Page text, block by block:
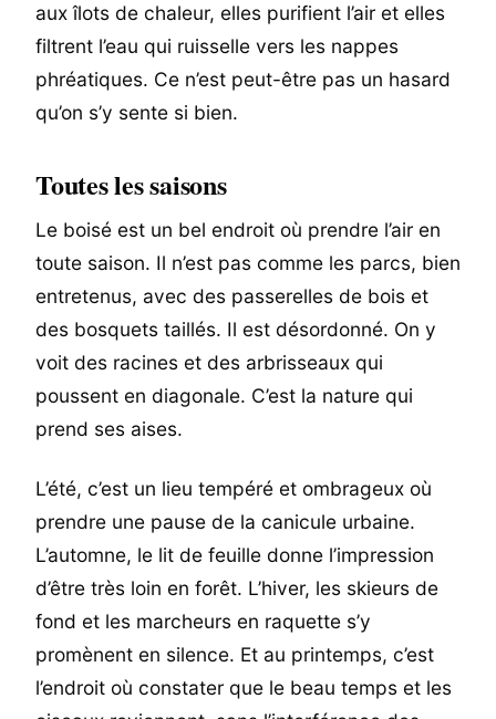
aux îlots de chaleur, elles purifient l’air et elles
filtrent l’eau qui ruisselle vers les nappes
phréatiques. Ce n’est peut-être pas un hasard
qu’on s’y sente si bien.
Toutes les saisons
Le boisé est un bel endroit où prendre l’air en
toute saison. Il n’est pas comme les parcs, bien
entretenus, avec des passerelles de bois et
des bosquets taillés. Il est désordonné. On y
voit des racines et des arbrisseaux qui
poussent en diagonale. C’est la nature qui
prend ses aises.
L’été, c’est un lieu tempéré et ombrageux où
prendre une pause de la canicule urbaine.
L’automne, le lit de feuille donne l’impression
d’être très loin en forêt. L’hiver, les skieurs de
fond et les marcheurs en raquette s’y
promènent en silence. Et au printemps, c’est
l’endroit où constater que le beau temps et les